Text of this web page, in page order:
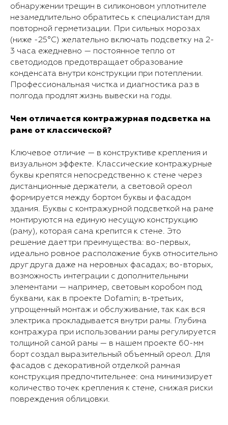
обнаружении трещин в силиконовом уплотнителе
незамедлительно обратитесь к специалистам для
повторной герметизации. При сильных морозах
(ниже -25°С) желательно включать подсветку на 2-
3 часа ежедневно — постоянное тепло от
светодиодов предотвращает образование
конденсата внутри конструкции при потеплении.
Профессиональная чистка и диагностика раз в
полгода продлят жизнь вывески на годы.
Чем отличается контражурная подсветка на
раме от классической?
Ключевое отличие — в конструктиве крепления и
визуальном эффекте. Классические контражурные
буквы крепятся непосредственно к стене через
дистанционные держатели, а световой ореол
формируется между бортом буквы и фасадом
здания. Буквы с контражурной подсветкой на раме
монтируются на единую несущую конструкцию
(раму), которая сама крепится к стене. Это
решение дает три преимущества: во-первых,
идеально ровное расположение букв относительно
друг друга даже на неровных фасадах; во-вторых,
возможность интеграции с дополнительными
элементами — например, световым коробом под
буквами, как в проекте Dofamin; в-третьих,
упрощенный монтаж и обслуживание, так как вся
электрика прокладывается внутри рамы. Глубина
контражура при использовании рамы регулируется
толщиной самой рамы — в нашем проекте 60-мм
борт создал выразительный объемный ореол. Для
фасадов с декоративной отделкой рамная
конструкция предпочтительнее: она минимизирует
количество точек крепления к стене, снижая риски
повреждения облицовки.